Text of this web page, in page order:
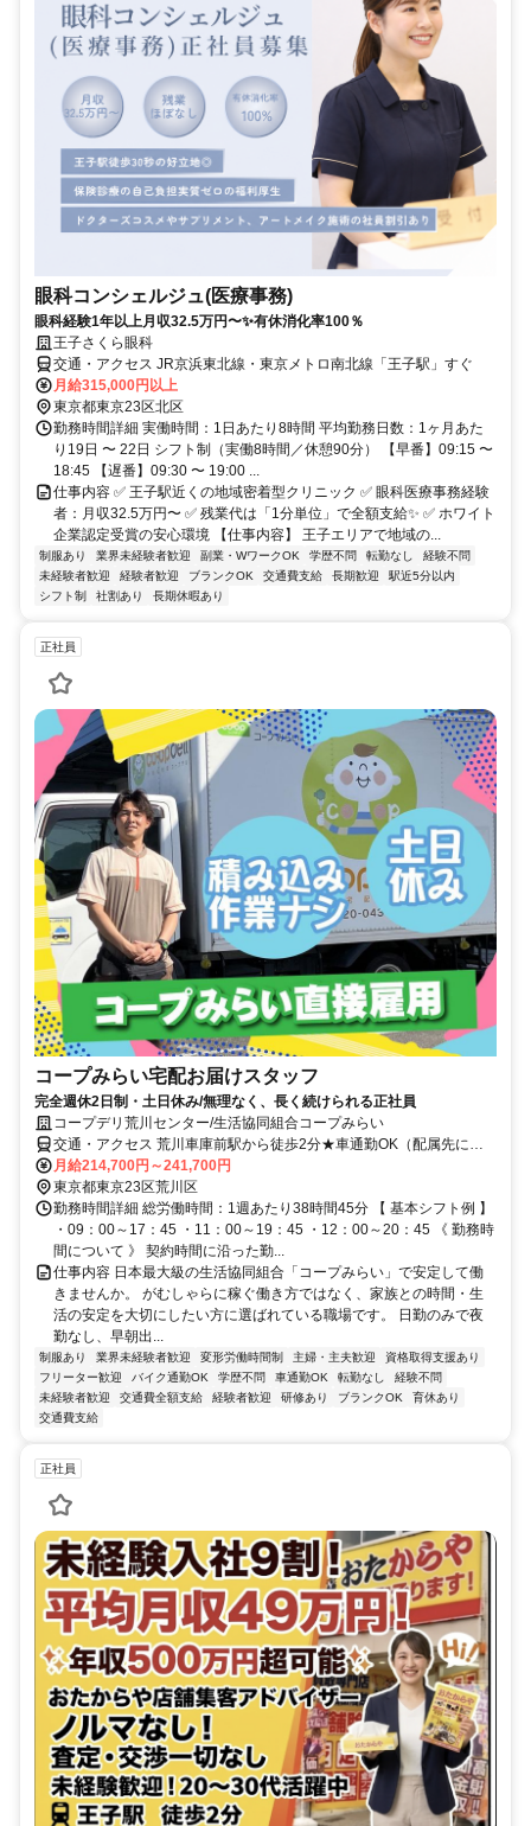
眼科コンシェルジュ(医療事務)
眼科経験1年以上月収32.5万円〜✨有休消化率100％
王子さくら眼科
交通・アクセス JR京浜東北線・東京メトロ南北線「王子駅」すぐ
月給315,000円以上
東京都東京23区北区
勤務時間詳細 実働時間：1日あたり8時間 平均勤務日数：1ヶ月あた
り19日 〜 22日 シフト制（実働8時間／休憩90分） 【早番】09:15 〜
18:45 【遅番】09:30 〜 19:00 ...
仕事内容 ✅ 王子駅近くの地域密着型クリニック ✅ 眼科医療事務経験
者：月収32.5万円〜 ✅ 残業代は「1分単位」で全額支給✨ ✅ ホワイト
企業認定受賞の安心環境 【仕事内容】 王子エリアで地域の...
制服あり 業界未経験者歓迎 副業・WワークOK 学歴不問 転勤なし
経験不問
未経験者歓迎
経験者歓迎 ブランクOK 交通費支給 長期歓迎
駅近5分以内
シフト制
社割あり 長期休暇あり
正社員
コープみらい宅配お届けスタッフ
完全週休2日制・土日休み/無理なく、長く続けられる正社員
コープデリ荒川センター/生活協同組合コープみらい
交通・アクセス 荒川車庫前駅から徒歩2分★車通勤OK（配属先によ
る）※配属先は、入職時期や各センターの人員状況を踏まえ、本人の
希望を考慮した上で、募集場所を含む通勤可能な範囲のセンターから
決定します。
月給214,700円～241,700円
東京都東京23区荒川区
勤務時間詳細 総労働時間：1週あたり38時間45分 【 基本シフト例 】
・09：00～17：45 ・11：00～19：45 ・12：00～20：45 《 勤務時
間について 》 契約時間に沿った勤...
仕事内容 日本最大級の生活協同組合「コープみらい」で安定して働
きませんか。 がむしゃらに稼ぐ働き方ではなく、家族との時間・生
活の安定を大切にしたい方に選ばれている職場です。 日勤のみで夜
勤なし、早朝出...
制服あり 業界未経験者歓迎 変形労働時間制 主婦・主夫歓迎
資格取得支援あり
フリーター歓迎
バイク通勤OK 学歴不問 車通勤OK 転勤なし
経験不問
未経験者歓迎
交通費全額支給 経験者歓迎 研修あり ブランクOK
育休あり
交通費支給
正社員